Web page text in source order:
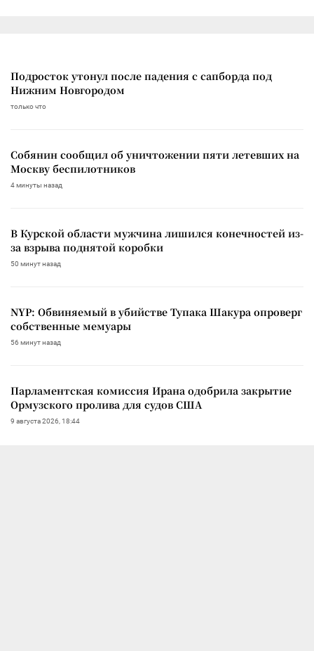
Подросток утонул после падения с сапборда под
Нижним Новгородом
только что
Собянин сообщил об уничтожении пяти летевших на
Москву беспилотников
4 минуты назад
В Курской области мужчина лишился конечностей из-
за взрыва поднятой коробки
50 минут назад
NYP: Обвиняемый в убийстве Тупака Шакура опроверг
собственные мемуары
56 минут назад
Парламентская комиссия Ирана одобрила закрытие
Ормузского пролива для судов США
9 августа 2026, 18:44